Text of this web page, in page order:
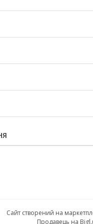
Сайт створений на
Продавець на